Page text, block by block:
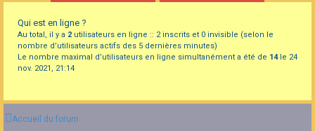
Qui est en ligne ?
Au total, il y a 2 utilisateurs en ligne :: 2 inscrits et 0 invisible (selon le
nombre d’utilisateurs actifs des 5 dernières minutes)
Le nombre maximal d’utilisateurs en ligne simultanément a été de 14le 24
nov. 2021, 21:14
Accueil du forum